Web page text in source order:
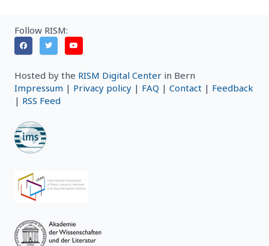
Follow RISM:
Hosted by the RISM Digital Center in Bern
Impressum | Privacy policy | FAQ | Contact | Feedback
| RSS Feed